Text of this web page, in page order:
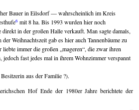
Bauer in Eilsdorf — wahrscheinlich im Kreis
6 mit 8 ha. Bis 1993 wurden hier noch
in der großen Halle verkauft. Man sagte damals,
der Weihnachtszeit gab es hier auch Tannenbäume zu
immer die großen mageren , die zwar ihren
jedoch fast jedes mal in ihrem Wohnzimmer verspannt
aus der Familie ?).
Hof Ende der 1980er Jahre berichtete der